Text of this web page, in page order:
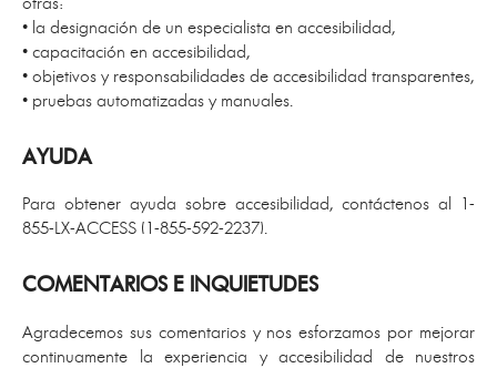
• la designación de un especialista en accesibilidad,
• capacitación en accesibilidad,
• objetivos y responsabilidades de accesibilidad transparentes,
• pruebas automatizadas y manuales.
AYUDA
Para obtener ayuda sobre accesibilidad, contáctenos al 1-
855-LX-ACCESS (1-855-592-2237).
COMENTARIOS E INQUIETUDES
Agradecemos sus comentarios y nos esforzamos por mejorar
continuamente la experiencia y accesibilidad de nuestros